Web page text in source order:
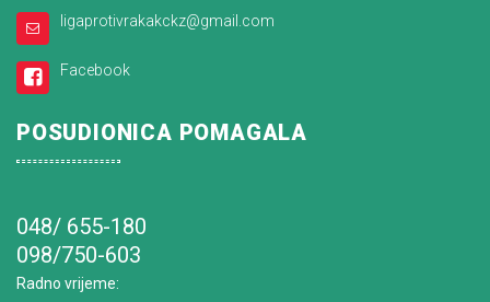
ligaprotivrakakckz@gmail.com
Facebook
POSUDIONICA POMAGALA
048/ 655-180
098/750-603
Radno vrijeme: